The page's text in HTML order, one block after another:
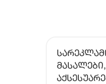
ᲛᲐᲡᲐᲚᲔᲑᲘ,